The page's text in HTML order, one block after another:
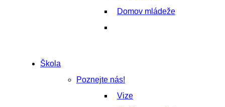
Domov mládeže
Škola
Poznejte nás!
Vize